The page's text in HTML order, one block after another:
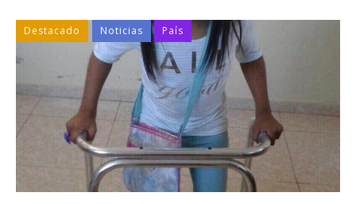
Destacado Noticias País